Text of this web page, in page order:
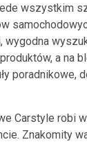
wszystkim
wygodna
a na
poradnikowe,
Carstyle robi
Znakomity